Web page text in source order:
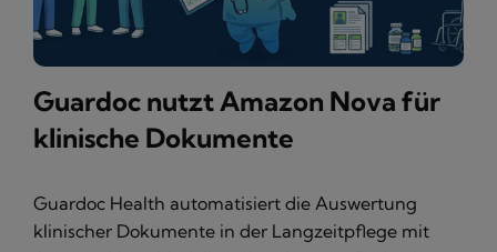
Guardoc nutzt Amazon Nova für
klinische Dokumente
Guardoc Health automatisiert die Auswertung
klinischer Dokumente in der Langzeitpflege mit